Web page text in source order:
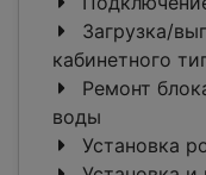
Загрузка/
кабинетного
Ремонт
воды
Установка